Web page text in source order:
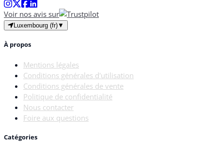
Voir nos avis sur
Luxembourg (fr)▼
À propos
Mentions légales
Conditions générales d'utilisation
Conditions générales de vente
Politique de confidentialité
Nous contacter
Foire aux questions
Catégories